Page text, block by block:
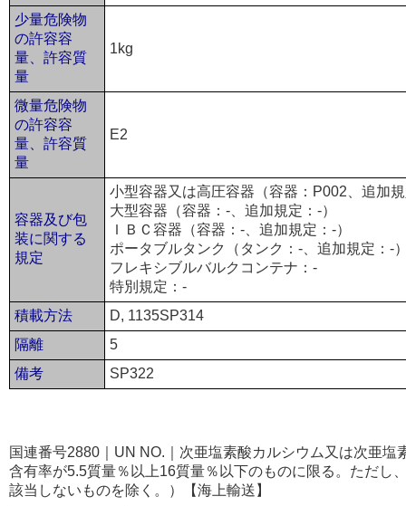
少量危険物
の許容容
量、許容質
量
1kg
微量危険物
の許容容
量、許容質
量
E2
容器及び包
装に関する
規定
小型容器又は高圧容器（容器：P002、追加
大型容器（容器：-、追加規定：-）
ＩＢＣ容器（容器：-、追加規定：-）
ポータブルタンク（タンク：-、追加規定：-
フレキシブルバルクコンテナ：-
特別規定：-
積載方法
D, 1135SP314
隔離
5
備考
SP322
国連番号2880｜UN NO.｜次亜塩素酸カルシウム又は次亜塩
含有率が5.5質量％以上16質量％以下のものに限る。ただし
該当しないものを除く。）【海上輸送】